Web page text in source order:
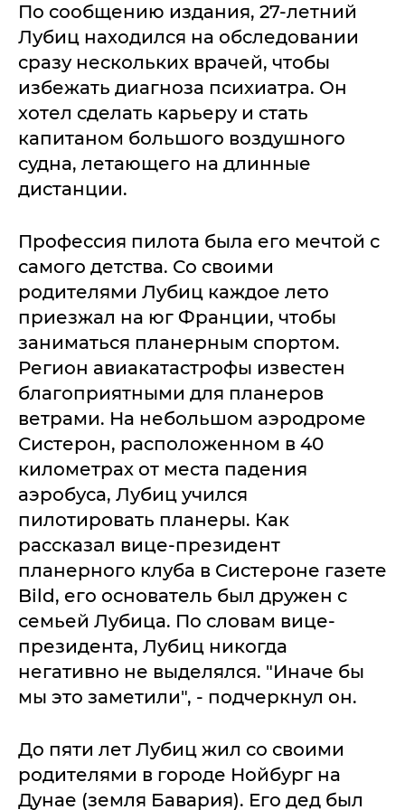
По сообщению издания, 27-летний
Лубиц находился на обследовании
сразу нескольких врачей, чтобы
избежать диагноза психиатра. Он
хотел сделать карьеру и стать
капитаном большого воздушного
судна, летающего на длинные
дистанции.
Профессия пилота была его мечтой с
самого детства. Со своими
родителями Лубиц каждое лето
приезжал на юг Франции, чтобы
заниматься планерным спортом.
Регион авиакатастрофы известен
благоприятными для планеров
ветрами. На небольшом аэродроме
Систерон, расположенном в 40
километрах от места падения
аэробуса, Лубиц учился
пилотировать планеры. Как
рассказал вице-президент
планерного клуба в Систероне газете
Bild, его основатель был дружен с
семьей Лубица. По словам вице-
президента, Лубиц никогда
негативно не выделялся. "Иначе бы
мы это заметили", - подчеркнул он.
До пяти лет Лубиц жил со своими
родителями в городе Нойбург на
Дунае (земля Бавария). Его дед был